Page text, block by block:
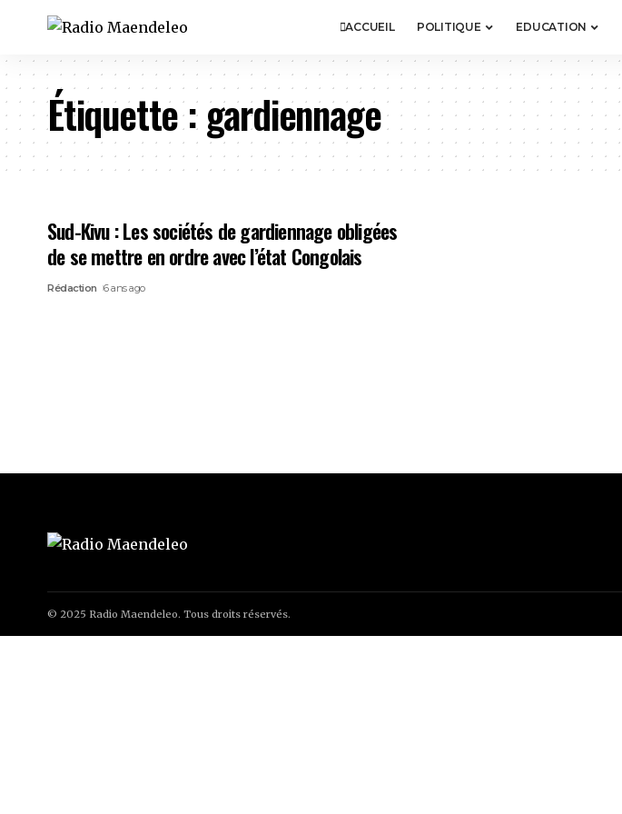
ACCUEIL POLITIQUE EDUCATION
Étiquette :gardiennage
Sud-Kivu : Les sociétés de gardiennage obligées
de se mettre en ordre avec l’état Congolais
Rédaction 6 ans ago
© 2025 Radio Maendeleo. Tous droits réservés.